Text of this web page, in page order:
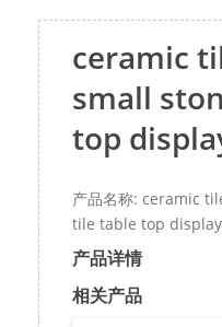
ceramic
small
top
产品名称: ceramic
tile table top
产品详情
相关产品